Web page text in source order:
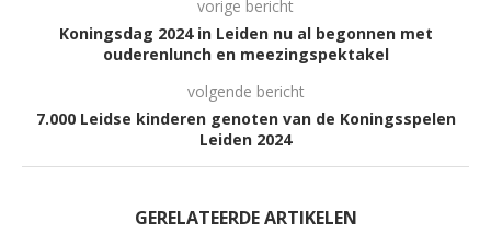
vorige bericht
Koningsdag 2024 in Leiden nu al begonnen met
ouderenlunch en meezingspektakel
volgende bericht
7.000 Leidse kinderen genoten van de Koningsspelen
Leiden 2024
GERELATEERDE ARTIKELEN